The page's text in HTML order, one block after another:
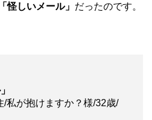
「怪しいメール」 だったのです。
/私が抱けますか？様/32歳/